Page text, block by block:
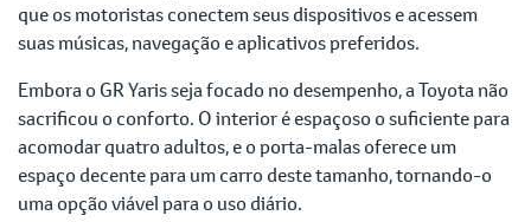
que os motoristas conectem seus dispositivos e acessem
suas músicas, navegação e aplicativos preferidos.
Embora o GR Yaris seja focado no desempenho, a Toyota não
sacrificou o conforto. O interior é espaçoso o suficiente para
acomodar quatro adultos, e o porta-malas oferece um
espaço decente para um carro deste tamanho, tornando-o
uma opção viável para o uso diário.